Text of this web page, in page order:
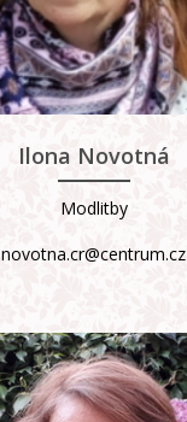
Ilona Novotná
Modlitby
novotna.cr@centrum.cz